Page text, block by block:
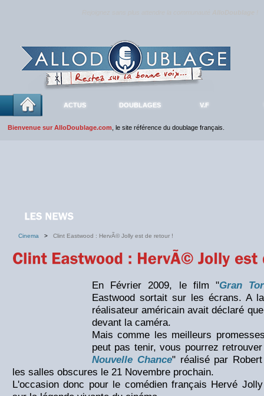
ACTUS DOUBLAGES V.F
Bienvenue sur AlloDoublage.com , le site référence du doublage français.
Cinema > Clint Eastwood : HervÃ© Jolly est de retour !
En Février 2009, le film "Gran
Eastwood sortait sur les écrans. A
réalisateur américain avait déclaré
devant la caméra.
Mais comme les meilleurs
peut pas tenir, vous pourrez
Nouvelle Chance" réalisé par
les salles obscures le 21 Novembre prochain.
L'occasion donc pour le comédien français Hervé